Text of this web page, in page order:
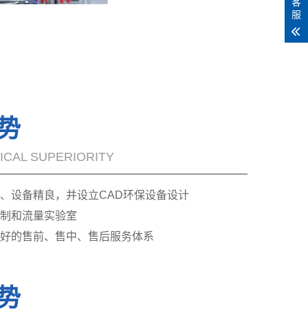
SUPERIORITY
设备精良，并设立CAD环保设备设计
和流量实验室
的售前、售中、售后服务体系
服